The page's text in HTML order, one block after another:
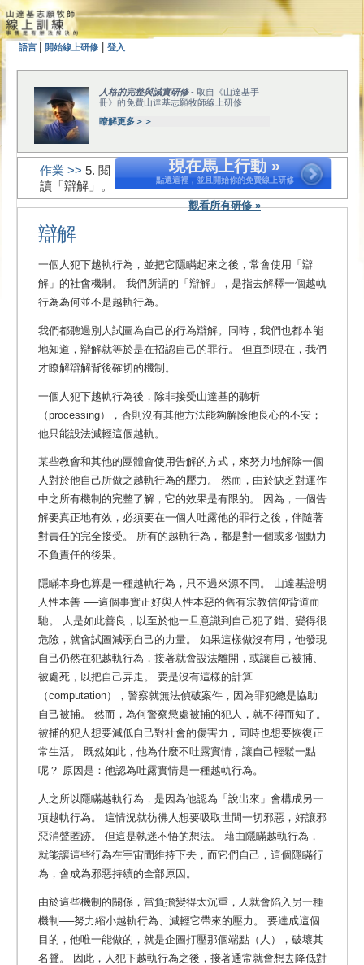
語言 開始線上研修 登入
人格的完整與誠實研修- 取自《山達基手
冊》的免費山達基志願牧師線上研修
瞭解更多＞＞
現在馬上行動 »
點選這裡，並且開始你的免費線上研修
觀看所有研修 »
作業 >> 5. 閱
讀「辯解」。
辯解
一個人犯下越軌行為，並把它隱瞞起來之後，常會使用「辯
解」的社會機制。 我們所謂的「辯解」，是指去解釋一個越軌
行為為何並不是越軌行為。
我們都聽過別人試圖為自己的行為辯解。同時，我們也都本能
地知道，辯解就等於是在招認自己的罪行。 但直到現在，我們
才瞭解辯解背後確切的機制。
一個人犯下越軌行為後，除非接受山達基的聽析
（processing），否則沒有其他方法能夠解除他良心的不安；
他只能設法減輕這個越軌。
某些教會和其他的團體會使用告解的方式，來努力地解除一個
人對於他自己所做之越軌行為的壓力。 然而，由於缺乏對運作
中之所有機制的完整了解，它的效果是有限的。 因為，一個告
解要真正地有效，必須要在一個人吐露他的罪行之後，伴隨著
對責任的完全接受。 所有的越軌行為，都是對一個或多個動力
不負責任的後果。
隱瞞本身也算是一種越軌行為，只不過來源不同。 山達基證明
人性本善 ──這個事實正好與人性本惡的舊有宗教信仰背道而
馳。 人是如此善良，以至於他一旦意識到自己犯了錯、變得很
危險，就會試圖減弱自己的力量。 如果這樣做沒有用，他發現
自己仍然在犯越軌行為，接著就會設法離開，或讓自己被捕、
被處死，以把自己弄走。 要是沒有這樣的計算
（computation），警察就無法偵破案件，因為罪犯總是協助
自己被捕。 然而，為何警察懲處被捕的犯人，就不得而知了。
被捕的犯人想要減低自己對社會的傷害力，同時也想要恢復正
常生活。 既然如此，他為什麼不吐露實情，讓自己輕鬆一點
呢？ 原因是：他認為吐露實情是一種越軌行為。
人之所以隱瞞越軌行為，是因為他認為「說出來」會構成另一
項越軌行為。 這情況就彷彿人想要吸取世間一切邪惡，好讓邪
惡消聲匿跡。 但這是執迷不悟的想法。 藉由隱瞞越軌行為，
就能讓這些行為在宇宙間維持下去，而它們自己，這個隱瞞行
為，會成為邪惡持續的全部原因。
由於這些機制的關係，當負擔變得太沉重，人就會陷入另一種
機制──努力縮小越軌行為、減輕它帶來的壓力。 要達成這個
目的，他唯一能做的，就是企圖打壓那個端點（人），破壞其
名聲。 因此，人犯下越軌行為之後，接著通常就會想去降低對